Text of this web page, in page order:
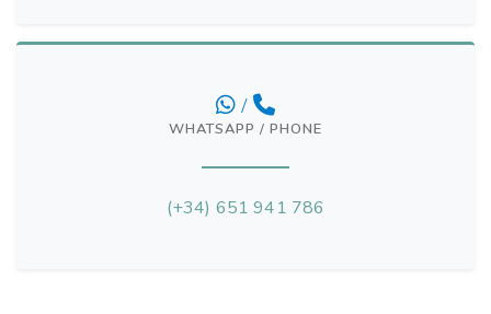
/
WHATSAPP / PHONE
(+34) 651 941 786